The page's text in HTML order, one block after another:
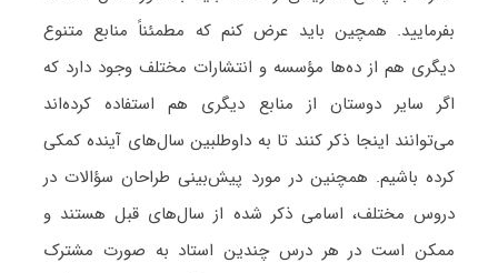
بفرمایید. همچین باید عرض کنم که مطمئناً منابع متنوع
دیگری هم از ده‌ها مؤسسه و انتشارات مختلف وجود دارد که
اگر سایر دوستان از منابع دیگری هم استفاده کرده‌اند
می‌توانند اینجا ذکر کنند تا به داوطلبین سال‌های آینده کمکی
کرده باشیم. همچنین در مورد پیش‌بینی طراحان سؤالات در
دروس مختلف، اسامی ذکر شده از سال‌های قبل هستند و
ممکن است در هر درس چندین استاد به صورت مشترک